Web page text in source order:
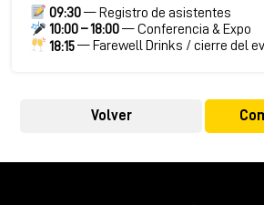
09:30— Registro de asistentes
10:00 – 18:00— Conferencia & Expo
18:15— Farewell Drinks / cierre del
Volver